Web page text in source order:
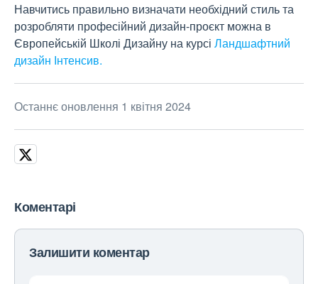
Навчитись правильно визначати необхідний стиль та
розробляти професійний дизайн-проєкт можна в
Європейській Школі Дизайну на курсі Ландшафтний
дизайн Інтенсив.
Останнє оновлення 1 квітня 2024
Коментарі
Залишити коментар